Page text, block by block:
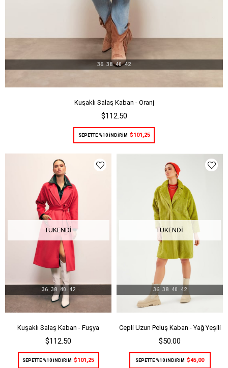
Kuşaklı Salaş Kaban - Oranj
$112.50
36 38 40 42
SEPETTE %10 İNDİRİM $101,25
TÜKENDI
Kuşaklı Salaş Kaban - Fuşya
$112.50
36 38 40 42
SEPETTE %10 İNDİRİM $101,25
TÜKENDI
Cepli Uzun Peluş Kaban - Yağ Yeşili
$50.00
36 38 40 42
SEPETTE %10 İNDİRİM $45,00